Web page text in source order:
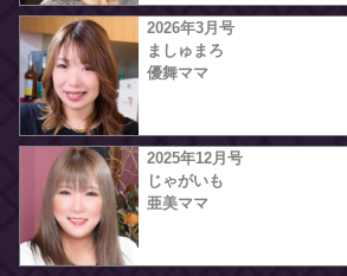
2026年3月号
ましゅまろ
優舞ママ
2025年12月号
じゃがいも
亜美ママ